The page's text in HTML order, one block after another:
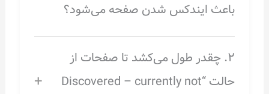
باعث ایندکس شدن صفحه می‌شود؟
۲. چقدر طول می‌کشد تا صفحات از
حالت “Discovered – currently not
+